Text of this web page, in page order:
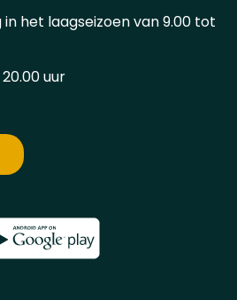
het laagseizoen van 9.00 tot
uur